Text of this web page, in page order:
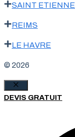
SAINT ETIENNE
REIMS
LE HAVRE
© 2026
Fermer
DEVIS GRATUIT